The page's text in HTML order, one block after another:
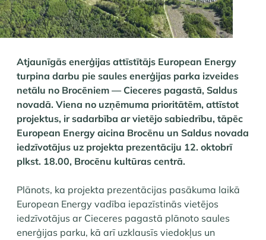
Atjaunīgās enerģijas attīstītājs European Energy
turpina darbu pie saules enerģijas parka izveides
netālu no Brocēniem — Cieceres pagastā, Saldus
novadā. Viena no uzņēmuma prioritātēm, attīstot
projektus, ir sadarbība ar vietējo sabiedrību, tāpēc
European Energy aicina Brocēnu un Saldus novada
iedzīvotājus uz projekta prezentāciju 12. oktobrī
plkst. 18.00, Brocēnu kultūras centrā.
Plānots, ka projekta prezentācijas pasākuma laikā
European Energy vadība iepazīstinās vietējos
iedzīvotājus ar Cieceres pagastā plānoto saules
enerģijas parku, kā arī uzklausīs viedokļus un